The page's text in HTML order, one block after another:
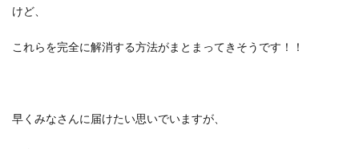
けど、
これらを完全に解消する方法がまとまってきそうです！！
早くみなさんに届けたい思いでいますが、